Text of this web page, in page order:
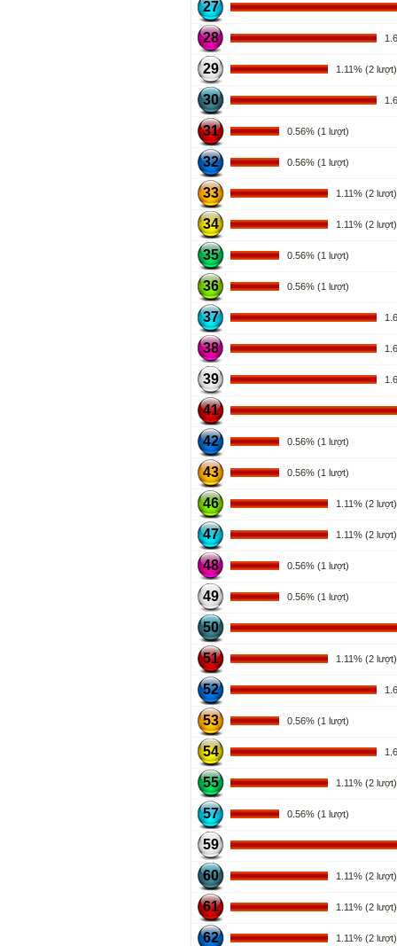
27
28
29 1.11% (2 lượt)
30
31 0.56% (1 lượt)
32 0.56% (1 lượt)
33 1.11% (2 lượt)
34 1.11% (2 lượt)
35 0.56% (1 lượt)
36 0.56% (1 lượt)
37
38
39
41
42 0.56% (1 lượt)
43 0.56% (1 lượt)
46 1.11% (2 lượt)
47 1.11% (2 lượt)
48 0.56% (1 lượt)
49 0.56% (1 lượt)
50
51 1.11% (2 lượt)
52
53 0.56% (1 lượt)
54
55 1.11% (2 lượt)
57 0.56% (1 lượt)
59
60 1.11% (2 lượt)
61 1.11% (2 lượt)
62 1.11% (2 lượt)